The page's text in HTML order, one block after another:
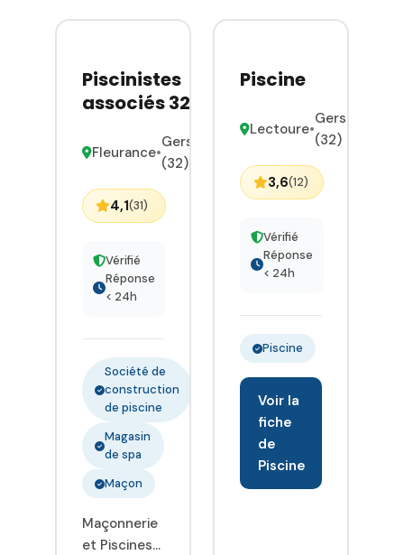
Piscinistes
associés 32
Fleurance•
Gers
(32)
4,1(31)
Vérifié
Réponse
< 24h
Société de
construction
de piscine
Magasin
de spa
Maçon
Maçonnerie
et Piscines
Piscine
Lectoure•
Gers
(32)
3,6(12)
Vérifié
Réponse
< 24h
Piscine
Voir la
fiche
de
Piscine